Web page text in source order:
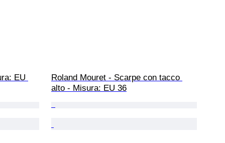
EU
Roland Mouret - Scarpe con tacco
alto - Misura: EU 36